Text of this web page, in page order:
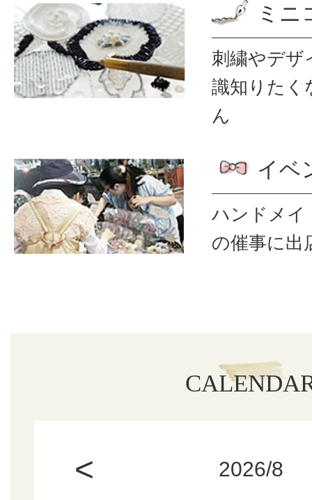
ミニ
刺繍やデザ
識知りたく
ん
イベ
ハンドメイ
の催事に出
< 2026/8